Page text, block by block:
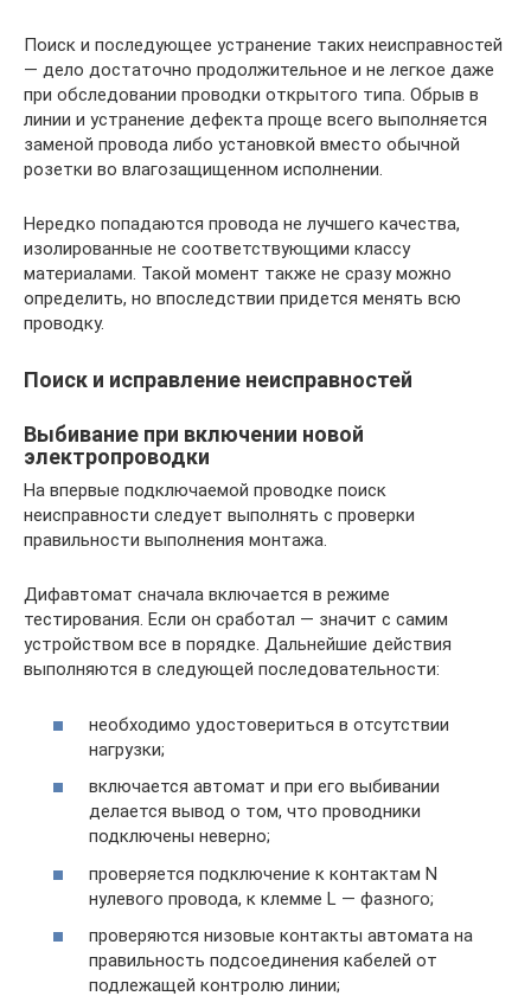
Поиск и последующее устранение таких неисправностей
— дело достаточно продолжительное и не легкое даже
при обследовании проводки открытого типа. Обрыв в
линии и устранение дефекта проще всего выполняется
заменой провода либо установкой вместо обычной
розетки во влагозащищенном исполнении.
Нередко попадаются провода не лучшего качества,
изолированные не соответствующими классу
материалами. Такой момент также не сразу можно
определить, но впоследствии придется менять всю
проводку.
Поиск и исправление неисправностей
Выбивание при включении новой
электропроводки
На впервые подключаемой проводке поиск
неисправности следует выполнять с проверки
правильности выполнения монтажа.
Дифавтомат сначала включается в режиме
тестирования. Если он сработал — значит с самим
устройством все в порядке. Дальнейшие действия
выполняются в следующей последовательности:
необходимо удостовериться в отсутствии
нагрузки;
включается автомат и при его выбивании
делается вывод о том, что проводники
подключены неверно;
проверяется подключение к контактам N
нулевого провода, к клемме L — фазного;
проверяются низовые контакты автомата на
правильность подсоединения кабелей от
подлежащей контролю линии;